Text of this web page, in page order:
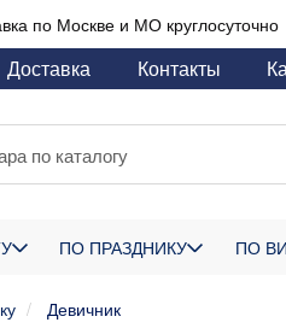
по Москве и МО круглосуточно
Доставка Контакты
ПО ПРАЗДНИКУ ПО
Девичник